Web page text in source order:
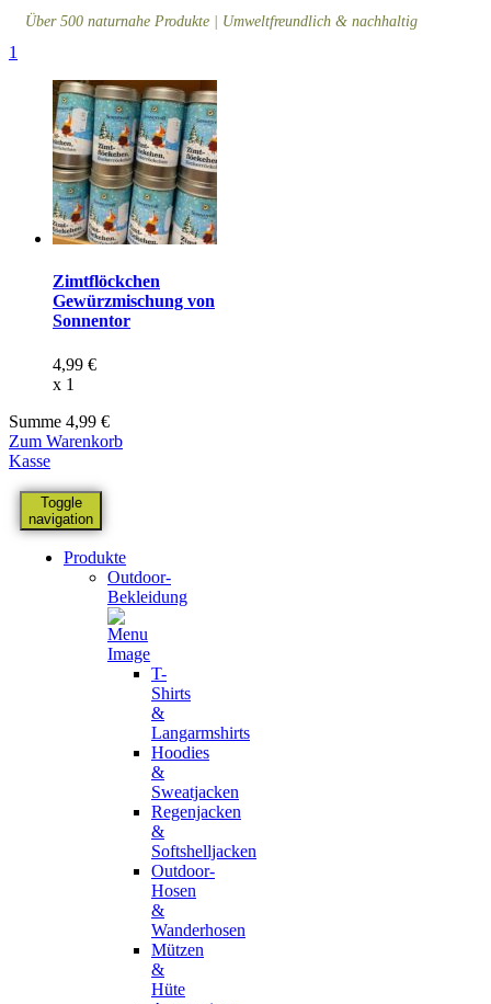
Über 500 naturnahe Produkte | Umweltfreundlich & nachhaltig
1
Zimtflöckchen
Gewürzmischung von
Sonnentor
4,99 €
x 1
Summe 4,99 €
Zum Warenkorb
Kasse
Toggle
navigation
Produkte
Outdoor-
Bekleidung
T-
Shirts
&
Langarmshirts
Hoodies
&
Sweatjacken
Regenjacken
&
Softshelljacken
Outdoor-
Hosen
&
Wanderhosen
Mützen
&
Hüte